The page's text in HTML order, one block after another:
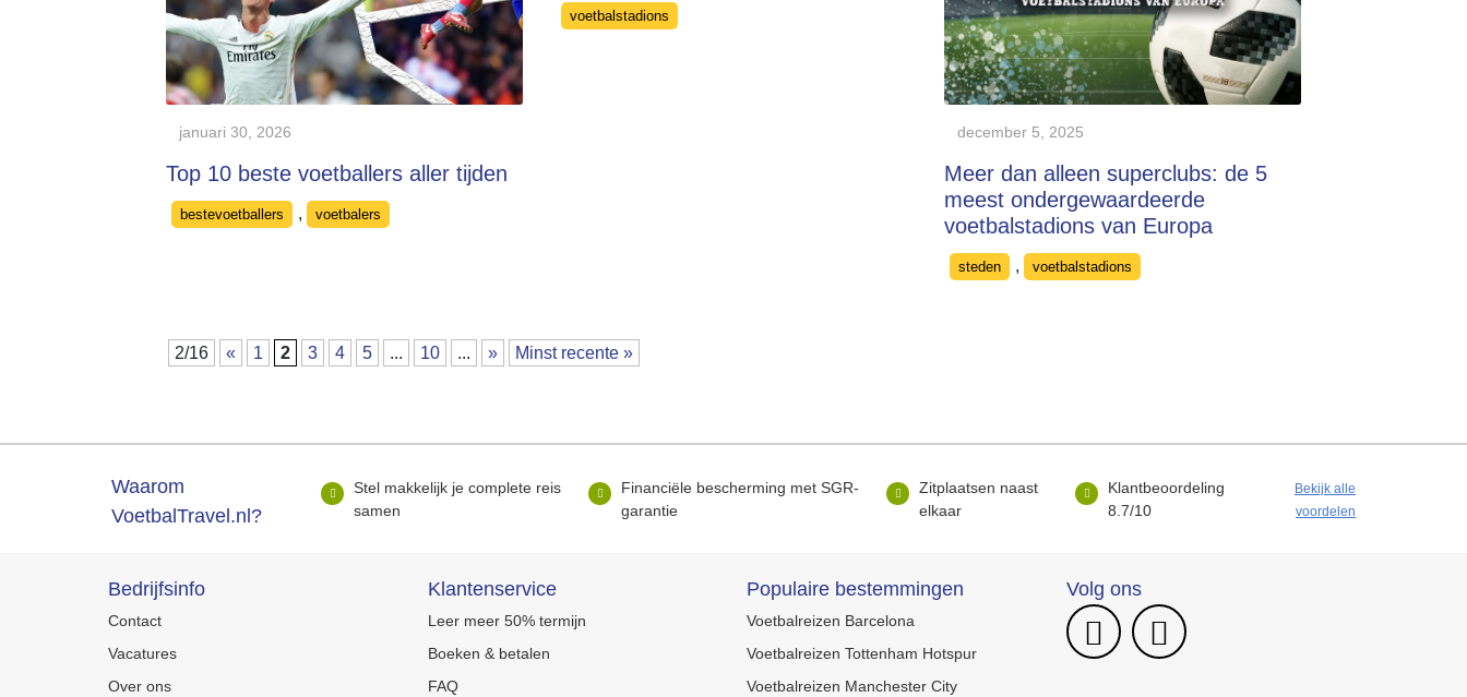
januari 30, 2026
Top 10 beste voetballers aller tijden
Categories
bestevoetballers , voetbalers
Categories
voetbalstadions
december 5, 2025
Meer dan alleen superclubs: de 5
meest ondergewaardeerde
voetbalstadions van Europa
Categories
steden , voetbalstadions
2/16 « 1 2 3 4 5 ... 10 ... » Minst recente »
Waarom
VoetbalTravel.nl?
Stel makkelijk je complete reis
samen
Financiële bescherming met SGR-
garantie
Zitplaatsen naast
elkaar
Klantbeoordeling
8.7/10
Bekijk alle
voordelen
Bedrijfsinfo
Contact
Vacatures
Over ons
Klantenservice
Leer meer 50% termijn
Boeken & betalen
FAQ
Populaire bestemmingen
Voetbalreizen Barcelona
Voetbalreizen Tottenham Hotspur
Voetbalreizen Manchester City
Volg ons